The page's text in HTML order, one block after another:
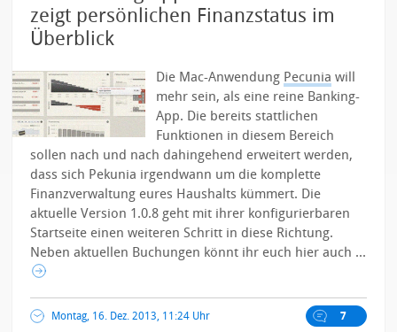
zeigt persönlichen Finanzstatus im
Überblick
Die Mac-Anwendung Pecunia will
mehr sein, als eine reine Banking-
App. Die bereits stattlichen
Funktionen in diesem Bereich
sollen nach und nach dahingehend erweitert werden,
dass sich Pekunia irgendwann um die komplette
Finanzverwaltung eures Haushalts kümmert. Die
aktuelle Version 1.0.8 geht mit ihrer konfigurierbaren
Startseite einen weiteren Schritt in diese Richtung.
Neben aktuellen Buchungen könnt ihr euch hier auch ...
Montag, 16. Dez. 2013, 11:24 Uhr 7